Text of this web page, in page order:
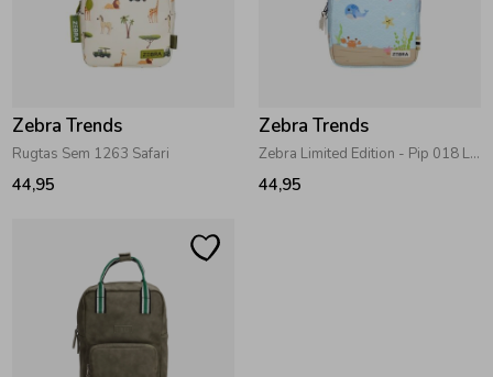
Zebra Trends
Rugtas Sem 1263 Safari
44,95
Zebra Trends
Zebra Limited Edition - Pip 018 Lichtblauw
44,95